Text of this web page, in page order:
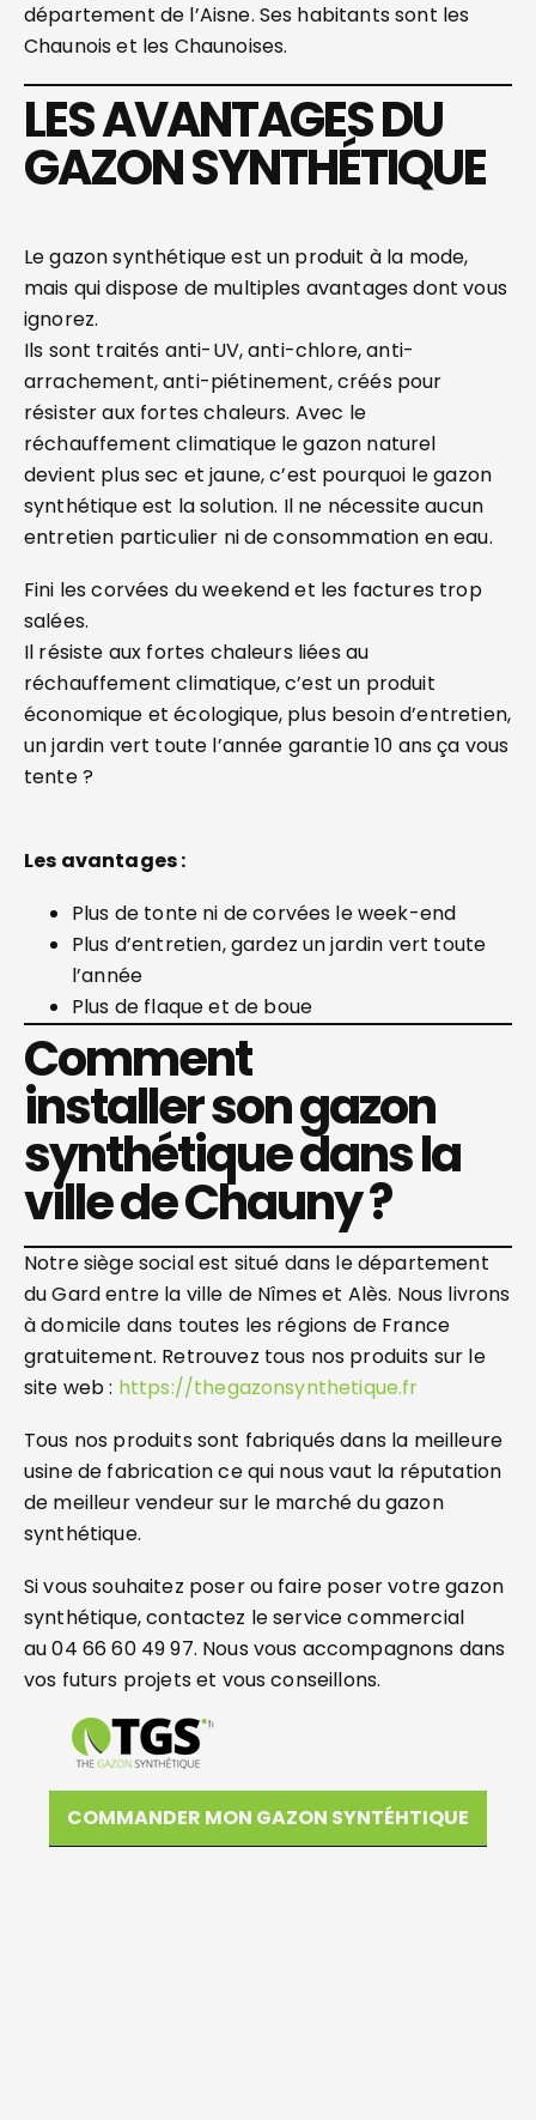
département de l’Aisne. Ses habitants sont les
Chaunois et les Chaunoises.
LES AVANTAGES DU
GAZON SYNTHÉTIQUE
Le gazon synthétique est un produit à la mode,
mais qui dispose de multiples avantages dont vous
ignorez.
Ils sont traités anti-UV, anti-chlore, anti-
arrachement, anti-piétinement, créés pour
résister aux fortes chaleurs. Avec le
réchauffement climatique le gazon naturel
devient plus sec et jaune, c’est pourquoi le gazon
synthétique est la solution. Il ne nécessite aucun
entretien particulier ni de consommation en eau.
Fini les corvées du weekend et les factures trop
salées.
Il résiste aux fortes chaleurs liées au
réchauffement climatique, c’est un produit
économique et écologique, plus besoin d’entretien,
un jardin vert toute l’année garantie 10 ans ça vous
tente ?
Les avantages :
Plus de tonte ni de corvées le week-end
Plus d’entretien, gardez un jardin vert toute
l’année
Plus de flaque et de boue
Comment
installer son gazon
synthétique dans la
ville de Chauny ?
Notre siège social est situé dans le département
du Gard entre la ville de Nîmes et Alès. Nous livrons
à domicile dans toutes les régions de France
gratuitement. Retrouvez tous nos produits sur le
site web : https://thegazonsynthetique.fr
Tous nos produits sont fabriqués dans la meilleure
usine de fabrication ce qui nous vaut la réputation
de meilleur vendeur sur le marché du gazon
synthétique.
Si vous souhaitez poser ou faire poser votre gazon
synthétique, contactez le service commercial
au 04 66 60 49 97. Nous vous accompagnons dans
vos futurs projets et vous conseillons.
COMMANDER MON GAZON SYNTÉHTIQUE